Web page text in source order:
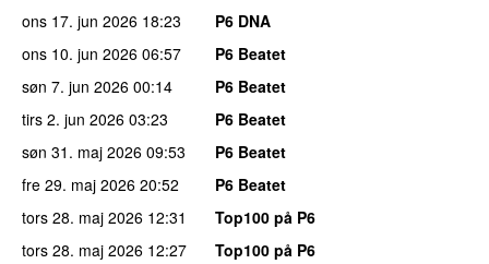
ons 17. jun 2026 18:23
P6 DNA
ons 10. jun 2026 06:57
P6 Beatet
søn 7. jun 2026 00:14
P6 Beatet
tirs 2. jun 2026 03:23
P6 Beatet
søn 31. maj 2026 09:53
P6 Beatet
fre 29. maj 2026 20:52
P6 Beatet
tors 28. maj 2026 12:31
Top100 på P6
tors 28. maj 2026 12:27
Top100 på P6